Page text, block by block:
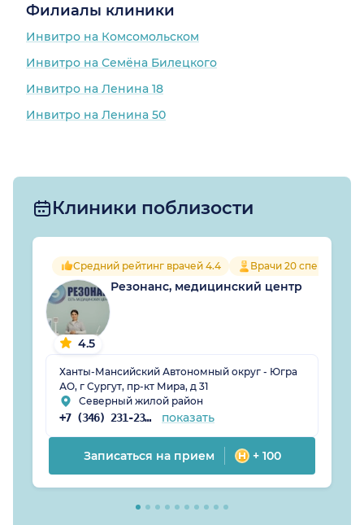
Филиалы клиники
Инвитро на Комсомольском
Инвитро на Семёна Билецкого
Инвитро на Ленина 18
Инвитро на Ленина 50
Клиники поблизости
Средний рейтинг врачей 4.4 Врачи 20
4.5
Резонанс, медицинский центр
Ханты-Мансийский Автономный округ - Югра
АО, г Сургут, пр-кт Мира, д 31
Северный жилой район
+7 (346) 231-23-50 показать
Записаться на прием + 100